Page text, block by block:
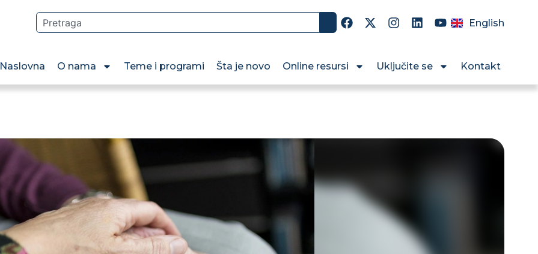
English
Naslovna O nama Teme i programi Šta je novo Online resursi Uključite se Kontakt